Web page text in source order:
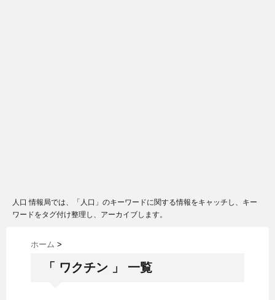
人口 情報局では、「人口」のキーワードに関する情報をキャッチし、キー
ワードをタグ付け整理し、アーカイブします。
ホーム >
「 ワクチン 」 一覧